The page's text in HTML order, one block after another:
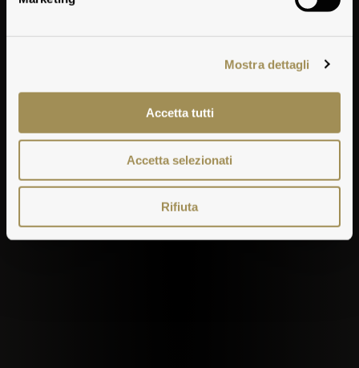
Mostra dettagli
Accetta tutti
Accetta selezionati
Rifiuta